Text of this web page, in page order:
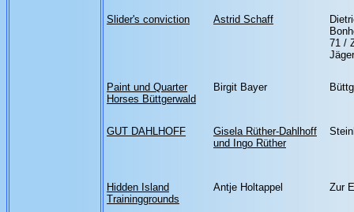
Slider's conviction Astrid Schaff
71 /
Paint und Quarter
Horses Büttgerwald
Birgit Bayer
GUT DAHLHOFF
Gisela Rüther-Dahlhoff
und Ingo Rüther
Hidden Island
Traininggrounds
Antje Holtappel Zur